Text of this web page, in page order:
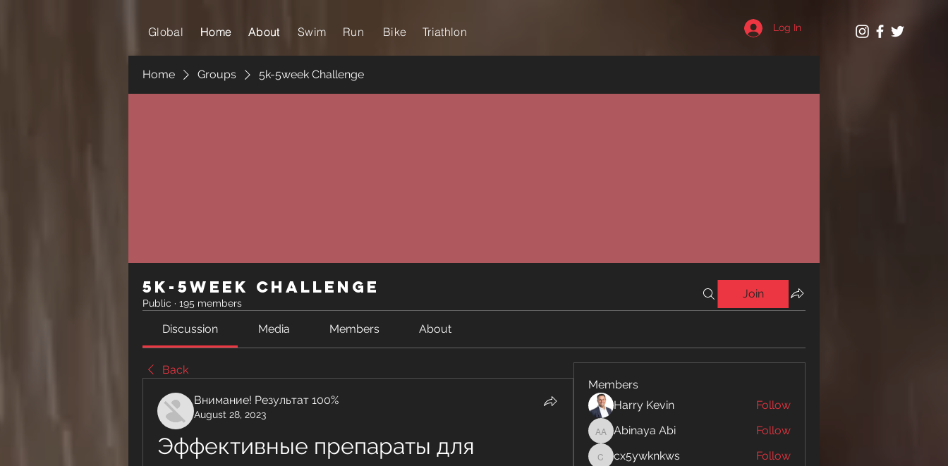
Global Home
Home About
About Swim Run Bike Triathlon Log In
Home Groups 5k-5week Challenge
5k-5week Challenge
Public · 195 members
Join
Discussion Media Members About
Back
Внимание! Результат 100%
August 28, 2023
Эффективные препараты для
Members
Harry Kevin
Follow
Abinaya Abi
Abinaya Abi Follow
cx5ywknkws
cx5ywknkws Follow